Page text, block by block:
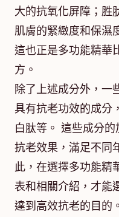
大的抗氧化屏障；胜
肌膚的緊緻度和保濕
這也正是多功能精華
方。
除了上述成分外，一
具有抗老功效的成分
白肽等。 這些成分
抗老效果，滿足不同
此，在選擇多功能精
表和相關介紹，才能
達到高效抗老的目的。